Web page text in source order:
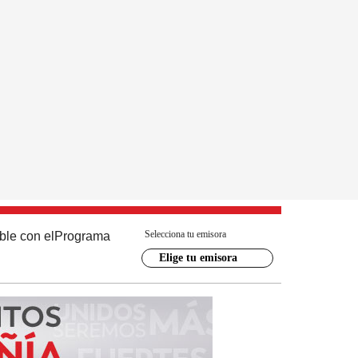
con el Programa Selecciona tu emisora
Elige tu emisora